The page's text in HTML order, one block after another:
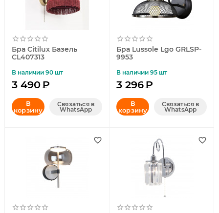
Бра Citilux Базель
CL407313
В наличии 90 шт
3 490₽
В
корзину
Связаться в
WhatsApp
Бра Lussole Lgo GRLSP-
9953
В наличии 95 шт
3 296₽
В
корзину
Связаться в
WhatsApp